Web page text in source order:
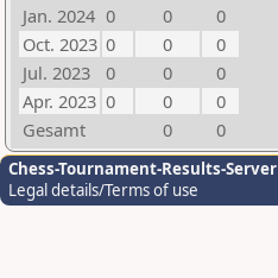
Jan. 2024 0 0
0
Oct. 2023 0 0
0
Jul. 2023
0 0
0
Apr. 2023 0 0
0
Gesamt
0 0
Chess-Tournament-Results-Server
Legal details/Terms of use